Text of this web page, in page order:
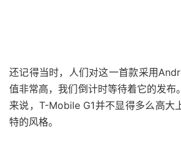
还记得当时，人们对这一首款采用
值非常高，我们倒计时等待着它的发布
来说，T-Mobile G1并不显得多么高大
特的风格。